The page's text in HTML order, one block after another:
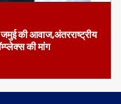
की आवाज,अंतरराष्ट्रीय
की मांग